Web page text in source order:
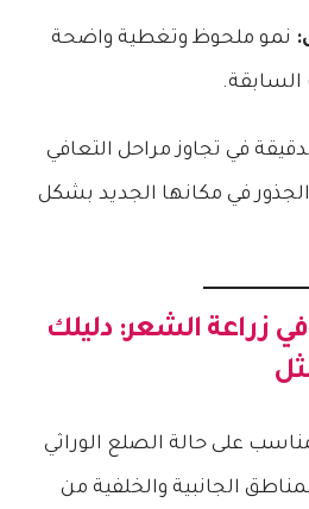
نمو ملحوظ وتغطية واضحة
السابقة.
في تجاوز مراحل التعافي
في مكانها الجديد بشكل
في زراعة الشعر: دليلك
على حالة الصلع الوراثي
الجانبية والخلفية من